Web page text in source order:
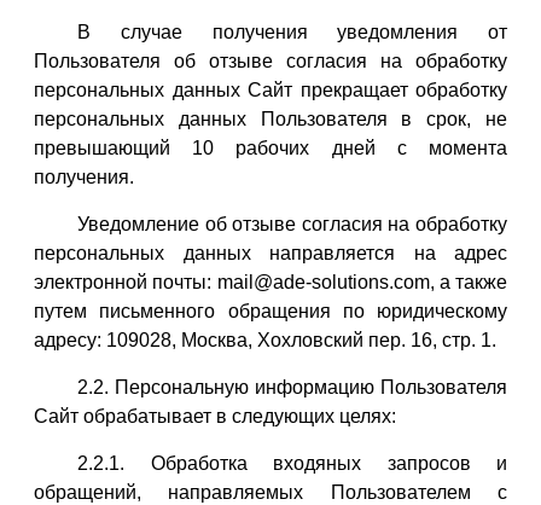
В случае получения уведомления от
Пользователя об отзыве согласия на обработку
персональных данных Сайт прекращает обработку
персональных данных Пользователя в срок, не
превышающий 10 рабочих дней с момента
получения.
Уведомление об отзыве согласия на обработку
персональных данных направляется на адрес
электронной почты: mail@ade-solutions.com, а также
путем письменного обращения по юридическому
адресу: 109028, Москва, Хохловский пер. 16, стр. 1.
2.2. Персональную информацию Пользователя
Сайт обрабатывает в следующих целях:
2.2.1. Обработка входяных запросов и
обращений, направляемых Пользователем с